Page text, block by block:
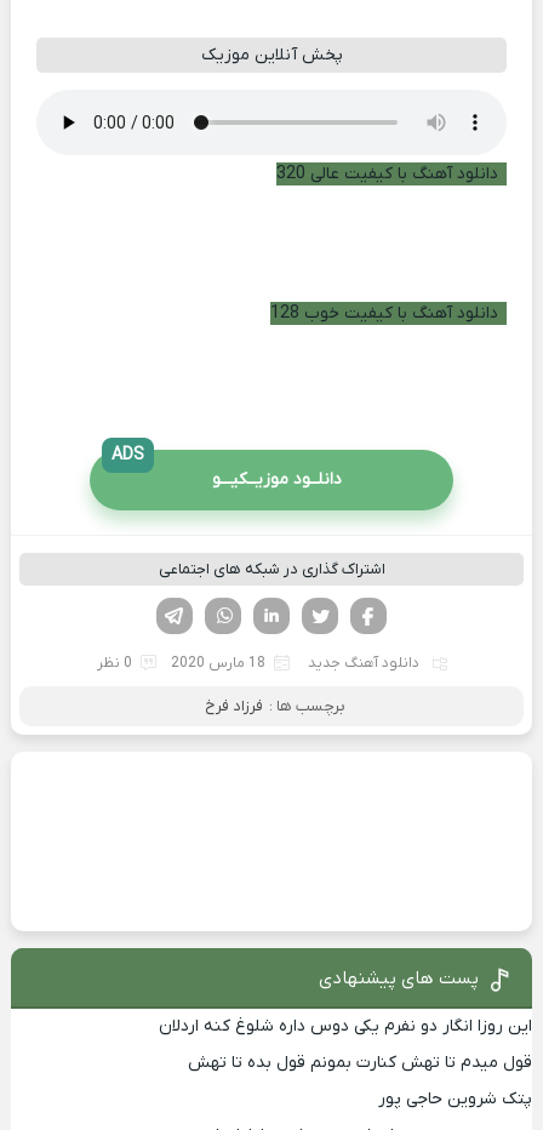
پخش آنلاین موزیک
دانلود آهنگ با کیفیت عالی 320
دانلود آهنگ با کیفیت خوب 128
دانلــود موزیــکیـــو
ADS
اشتراک گذاری در شبکه های اجتماعی
لینکدین تویتر
فیسوک
دانلود آهنگ جدید 18 مارس 2020 0 نظر
برچسب ها : فرزاد فرخ
پست های پیشنهادی
این روزا انگار دو نفرم یکی دوس داره شلوغ کنه اردلان
قول میدم تا تهش کنارت بمونم قول بده تا تهش
پتک شروین حاجی پور